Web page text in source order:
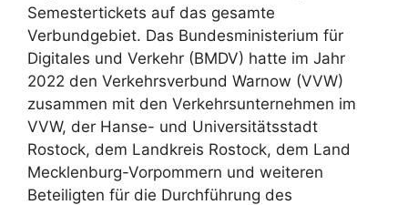
Semestertickets auf das gesamte
Verbundgebiet. Das Bundesministerium für
Digitales und Verkehr (BMDV) hatte im Jahr
2022 den Verkehrsverbund Warnow (VVW)
zusammen mit den Verkehrsunternehmen im
VVW, der Hanse- und Universitätsstadt
Rostock, dem Landkreis Rostock, dem Land
Mecklenburg-Vorpommern und weiteren
Beteiligten für die Durchführung des